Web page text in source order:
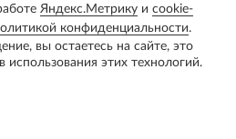
Яндекс.Метрику и cookie-
конфиденциальности.
вы остаетесь на сайте, это
использования этих технологий.